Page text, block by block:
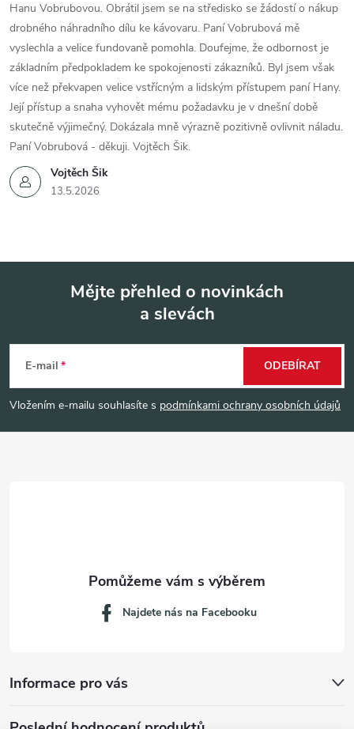
Vojtěch Šik
13.5.2026
Hanu Vobrubovou. Obrátil jsem se na středisko se žádostí o nákup
drobného náhradního dílu ke kávovaru. Paní Vobrubová mě
vyslechla a velice fundovaně pomohla. Doufejme, že odbornost je
základním předpokladem ke spokojenosti zákazníků. Byl jsem však
více než překvapen velice vstřícným a lidským přístupem paní Hany.
Její přístup a snaha vyhovět mému požadavku je v dnešní době
skutečně výjimečný. Dokázala mně výrazně pozitivně ovlivnit náladu.
Paní Vobrubová - děkuji. Vojtěch Šik.
p
a
Mějte přehled o novinkách
a slevách
E-mail
Vložením e-mailu souhlasíte s podmínkami ochrany osobních údajů
ODEBÍRAT
Informace pro vás
Najdete nás na Facebooku